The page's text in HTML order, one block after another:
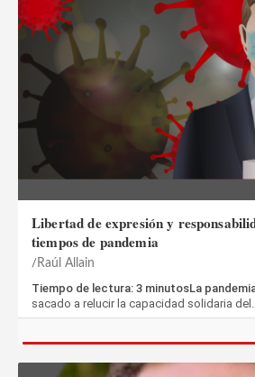
Libertad de expresión y
tiempos de pandemia
Raúl Allain
Tiempo de lectura: 3 minutosLa
sacado a relucir la capacidad solidaria